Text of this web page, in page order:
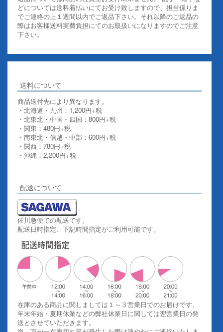
どについては送料着払いにてお受け致しますので、担当係りま
でご連絡の上１週間以内でご返品下さい。それ以降のご返品の
際はお客様送料実費負担にてのお取扱いになりますのでご注意
下さい。
送料について
商品送付先により異なります。
・北海道・九州：1,200円+税
・北東北・中国・四国：800円+税
・関東：480円+税
・南東北・信越・中部：600円+税
・関西：780円+税
・沖縄：2,200円+税
配送について
佐川急便での配送です。
配送日時指定、下記時間指定がご利用可能です。
在庫のある商品に関しましては１～３営業日でのお届けです。
年末年始・夏期休業などの弊社休業日に関しては翌営業日の発
送とさせていただきます。